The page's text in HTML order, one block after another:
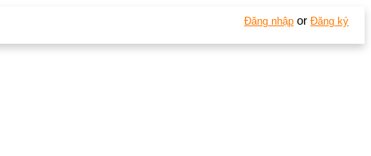
Đăng nhập or Đăng ký